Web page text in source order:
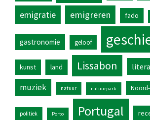
emigratie emigreren fado
gastronomie geloof
kunst land Lissabon
muziek natuur natuurpark
politiek Porto Portugal